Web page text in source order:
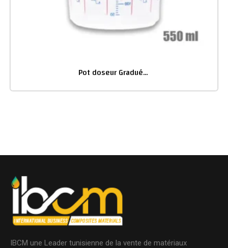
Pot doseur Gradué 550 ml – Résine – Gelcoat
IBCM une Leader tunisienne de la vente de matériaux